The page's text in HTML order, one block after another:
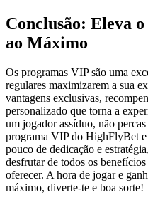
Conclusão: Eleva
ao Máximo
Os programas VIP são uma
regulares maximizarem a sua
vantagens exclusivas,
personalizado que torna a
um jogador assíduo, não
programa VIP do HighFlyBet
pouco de dedicação e
desfrutar de todos os
oferecer. A hora de jogar e
máximo, diverte-te e boa sorte!